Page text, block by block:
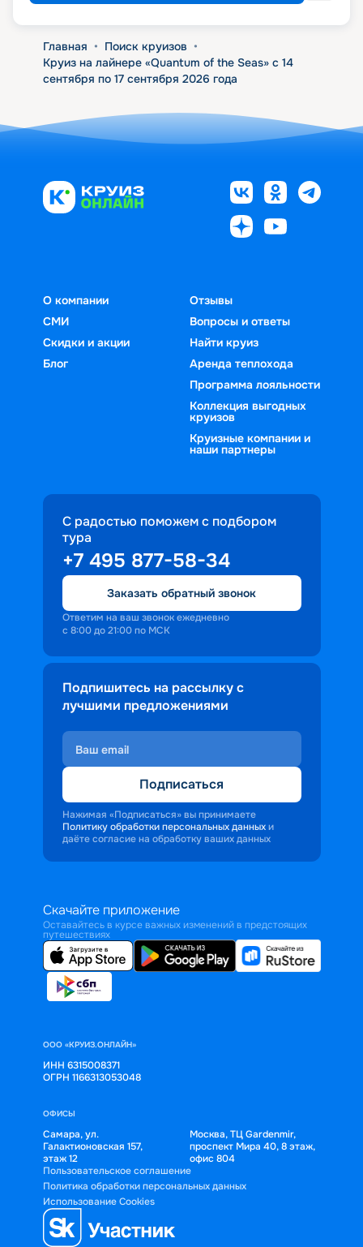
Главная • Поиск круизов •
Круиз на лайнере «Quantum of the Seas» с 14
сентября по 17 сентября 2026 года
О компании
СМИ
Скидки и акции
Блог
Отзывы
Вопросы и ответы
Найти круиз
Аренда теплохода
Программа лояльности
Коллекция выгодных
круизов
Круизные компании и
наши партнеры
С радостью поможем с подбором
тура
+7 495 877-58-34
Заказать обратный звонок
Ответим на ваш звонок ежедневно
с 8:00 до 21:00 по МСК
Подпишитесь на рассылку с
лучшими предложениями
Подписаться
Нажимая «Подписаться» вы принимаете
Политику обработки персональных данных и
даёте согласие на обработку ваших данных
Скачайте приложение
Оставайтесь в курсе важных изменений в предстоящих
путешествиях
ООО «КРУИЗ.ОНЛАЙН»
ИНН 6315008371
ОГРН 1166313053048
ОФИСЫ
Самара, ул.
Галактионовская 157,
этаж 12
Москва, ТЦ Gardenmir,
проспект Мира 40, 8 этаж,
офис 804
Пользовательское соглашение
Политика обработки персональных данных
Использование Cookies